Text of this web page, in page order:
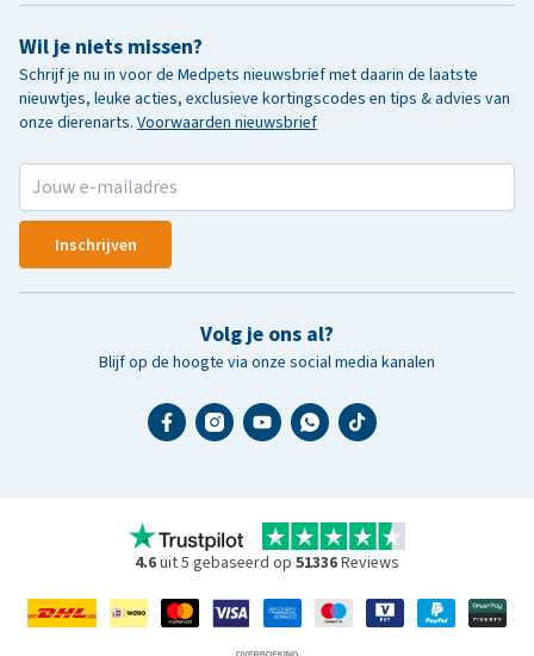
Wil je niets missen?
Schrijf je nu in voor de Medpets nieuwsbrief met daarin de laatste
nieuwtjes, leuke acties, exclusieve kortingscodes en tips & advies van
onze dierenarts. Voorwaarden nieuwsbrief
Inschrijven
Volg je ons al?
Blijf op de hoogte via onze social media kanalen
4.6uit 5 gebaseerd op 51336Reviews